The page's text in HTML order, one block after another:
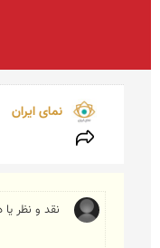
نمای ایران